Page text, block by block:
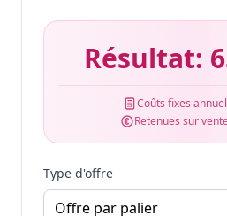
Résultat:
Coûts fixes
Retenues sur
Type d'offre